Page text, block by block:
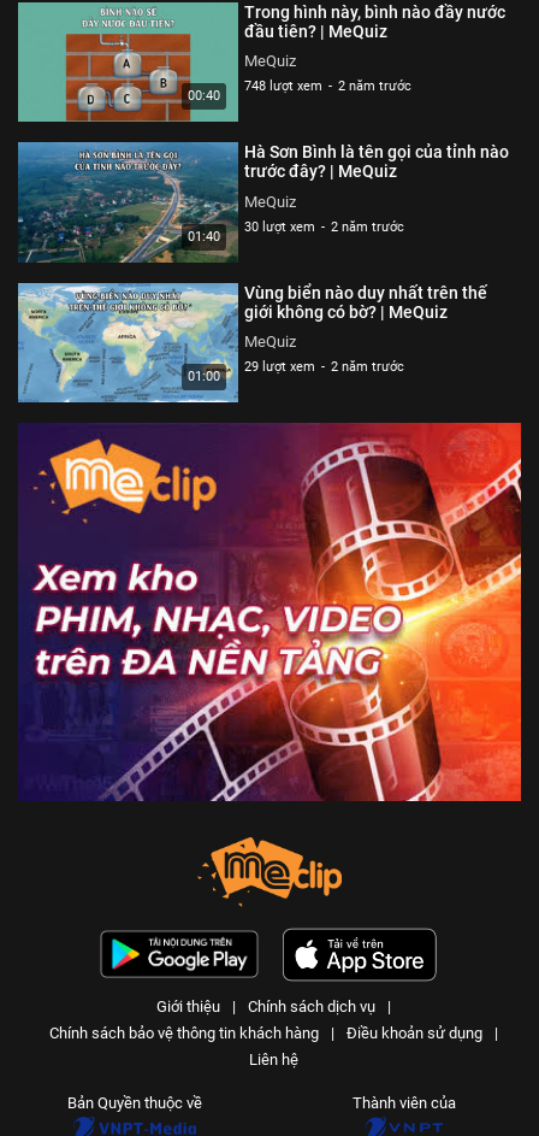
00:40
Trong hình này, bình nào đầy nước
đầu tiên? | MeQuiz
MeQuiz
748 lượt xem - 2 năm trước
01:40
Hà Sơn Bình là tên gọi của tỉnh nào
trước đây? | MeQuiz
MeQuiz
30 lượt xem - 2 năm trước
01:00
Vùng biển nào duy nhất trên thế
giới không có bờ? | MeQuiz
MeQuiz
29 lượt xem - 2 năm trước
Giới thiệu | Chính sách dịch vụ
|
Chính sách bảo vệ thông tin khách hàng
| Điều khoản sử dụng
|
Liên hệ
Bản Quyền thuộc về Thành viên của